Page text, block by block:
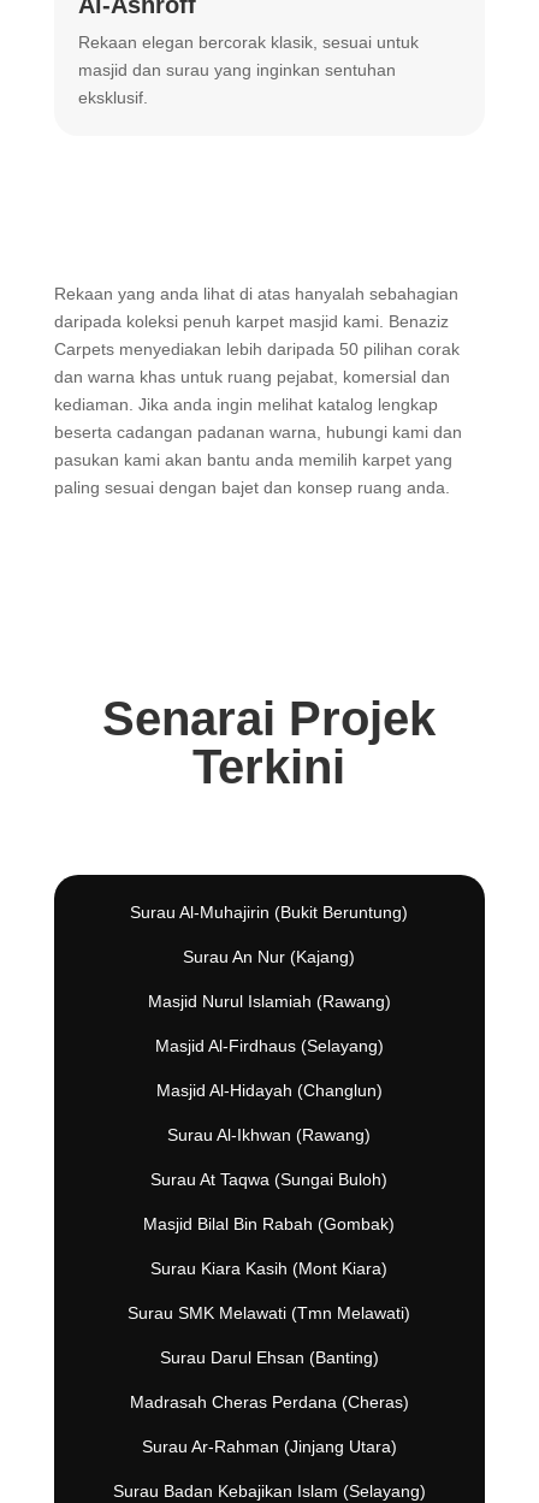
Rekaan elegan bercorak klasik, sesuai untuk
masjid dan surau yang inginkan sentuhan
eksklusif.
Rekaan yang anda lihat di atas hanyalah sebahagian
daripada koleksi penuh karpet masjid kami. Benaziz
Carpets menyediakan lebih daripada 50 pilihan corak
dan warna khas untuk ruang pejabat, komersial dan
kediaman. Jika anda ingin melihat katalog lengkap
beserta cadangan padanan warna, hubungi kami dan
pasukan kami akan bantu anda memilih karpet yang
paling sesuai dengan bajet dan konsep ruang anda.
Senarai Projek
Terkini
Surau Al-Muhajirin (Bukit Beruntung)
Surau An Nur (Kajang)
Masjid Nurul Islamiah (Rawang)
Masjid Al-Firdhaus (Selayang)
Masjid Al-Hidayah (Changlun)
Surau Al-Ikhwan (Rawang)
Surau At Taqwa (Sungai Buloh)
Masjid Bilal Bin Rabah (Gombak)
Surau Kiara Kasih (Mont Kiara)
Surau SMK Melawati (Tmn Melawati)
Surau Darul Ehsan (Banting)
Madrasah Cheras Perdana (Cheras)
Surau Ar-Rahman (Jinjang Utara)
Surau Badan Kebajikan Islam (Selayang)